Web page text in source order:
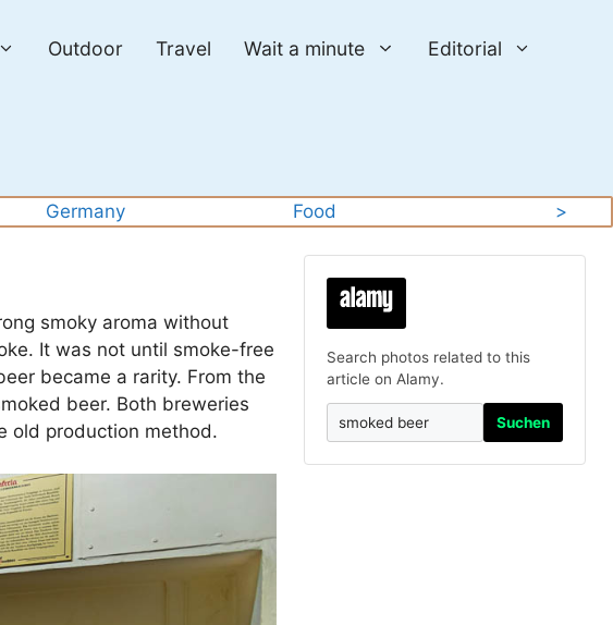
Outdoor Travel Wait a minute Editorial
Germany Food >
smoky aroma without
It was not until smoke-free
became a rarity. From the
beer. Both breweries
old production method.
Search photos related to this
article on Alamy.
Suchen